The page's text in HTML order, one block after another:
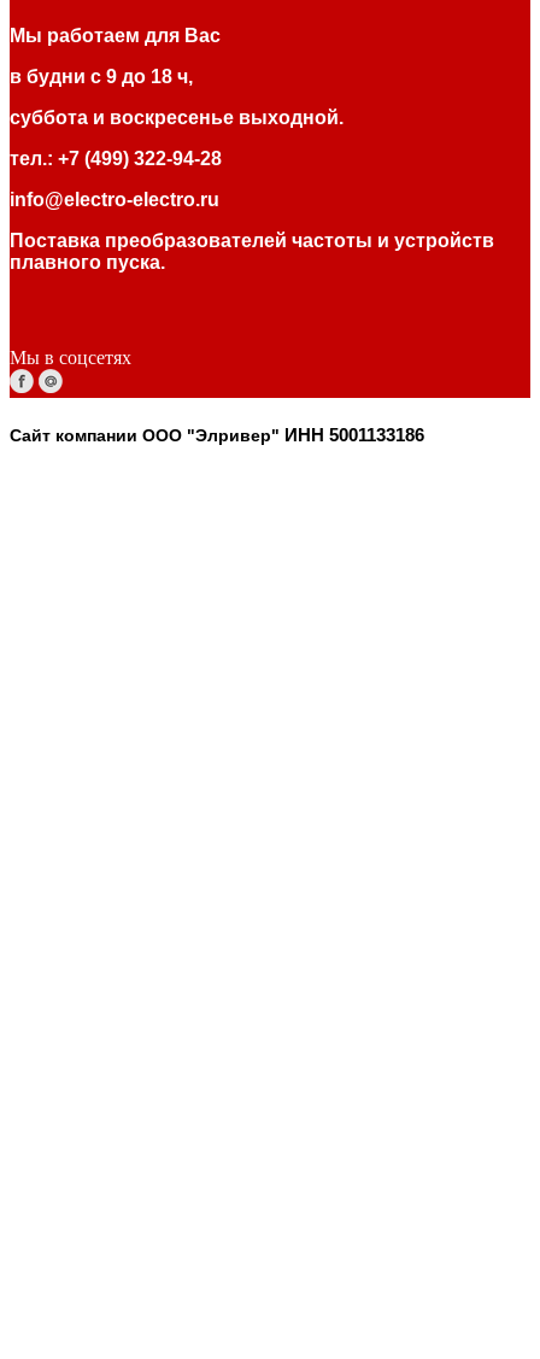
Мы работаем для Вас
в будни с 9 до 18 ч,
суббота и воскресенье выходной.
тел.: +7 (499) 322-94-28
info@electro-electro.ru
Поставка преобразователей частоты и устройств
плавного пуска.
Мы в соцсетях
Сайт компании ООО "Элривер" ИНН 5001133186